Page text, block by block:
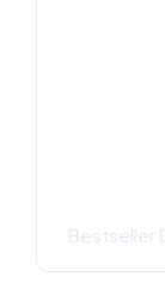
Bestseller